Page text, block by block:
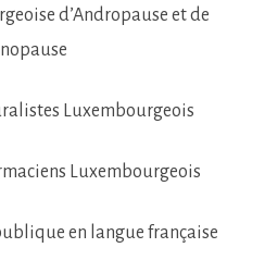
d’Andropause et de
Luxembourgeois
Luxembourgeois
en langue française